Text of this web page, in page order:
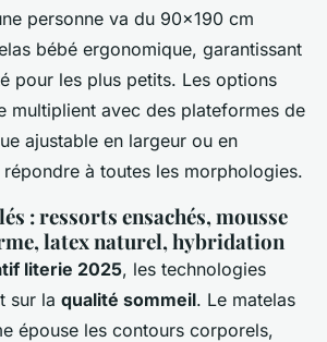
personne va du 90x190 cm
bébé ergonomique, garantissant
pour les plus petits. Les options
multiplient avec des plateformes de
ajustable en largeur ou en
à toutes les morphologies.
: ressorts ensachés, mousse
latex naturel, hybridation
literie 2025, les technologies
sur la qualité sommeil. Le matelas
épouse les contours corporels,